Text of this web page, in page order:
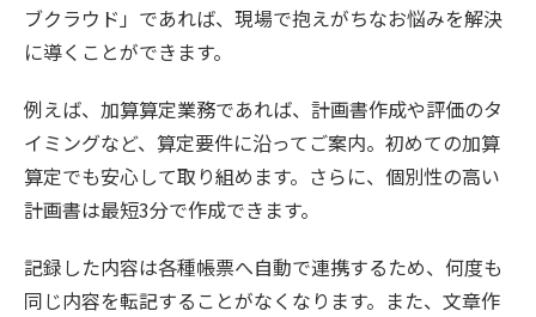
ブクラウド」であれば、現場で抱えがちなお悩みを解決
に導くことができます。
例えば、加算算定業務であれば、計画書作成や評価のタ
イミングなど、算定要件に沿ってご案内。初めての加算
算定でも安心して取り組めます。さらに、個別性の高い
計画書は最短3分で作成できます。
記録した内容は各種帳票へ自動で連携するため、何度も
同じ内容を転記することがなくなります。また、文章作